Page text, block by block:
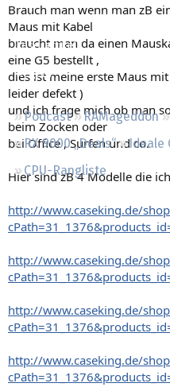
Neueste Aktivitäten
Leserartikel
Regeln
Podcast RAMageddon
RX 9000 „Deals“
Ideale
CPU-Rangliste
Brauch man wenn man zB
Maus mit Kabel
braucht man da einen
eine G5 bestellt ,
dies ist meine erste Maus
leider defekt )
und ich frage mich ob man
beim Zocken oder
bei Office , Surfen und co.
Hier sind zB 4 Modelle die
http://www.caseking.de/
http://www.caseking.de/
http://www.caseking.de/
http://www.caseking.de/